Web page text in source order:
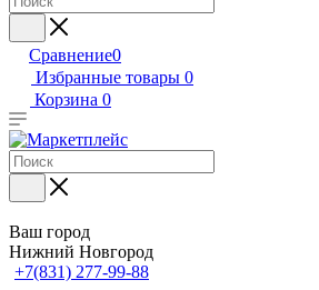
Сравнение0
Избранные товары 0
Корзина 0
Ваш город
Нижний Новгород
+7(831) 277-99-88